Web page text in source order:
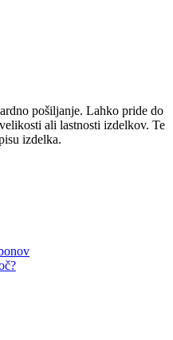
pošiljanje. Lahko pride do
ali lastnosti izdelkov. Te
izdelka.